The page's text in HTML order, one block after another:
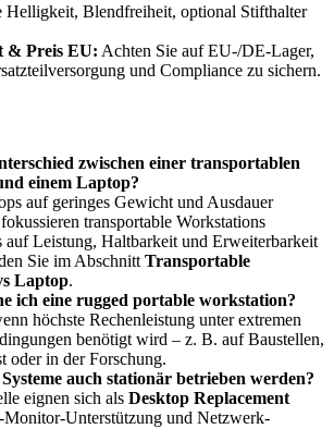
Helligkeit, Blendfreiheit, optional Stifthalter
& Preis EU: Achten Sie auf EU-/DE-Lager,
und Compliance zu sichern.
zwischen einer transportablen
einem Laptop?
auf geringes Gewicht und Ausdauer
transportable Workstations
auf Leistung, Haltbarkeit und Erweiterbarkeit
Sie im Abschnitt Transportable
Laptop.
ich eine rugged portable workstation?
höchste Rechenleistung unter extremen
benötigt wird – z. B. auf Baustellen,
oder in der Forschung.
auch stationär betrieben werden?
eignen sich als Desktop Replacement
Unterstützung und Netzwerk-